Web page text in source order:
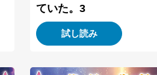
ていた。3
試し読み